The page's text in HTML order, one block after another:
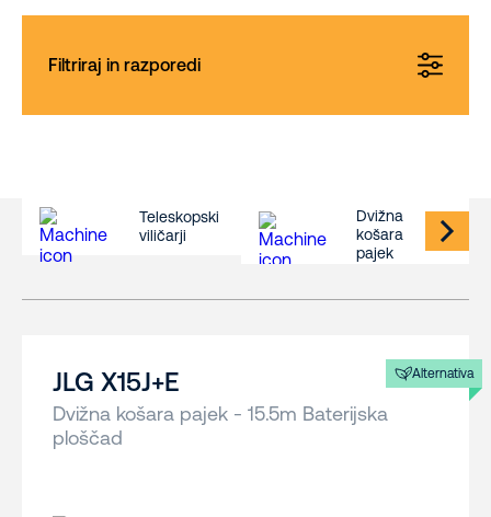
Filtriraj in razporedi
Teleskopski
viličarji
Dvižna
košara
pajek
Alternativa
JLG X15J+E
Dvižna košara pajek - 15.5m Baterijska
ploščad